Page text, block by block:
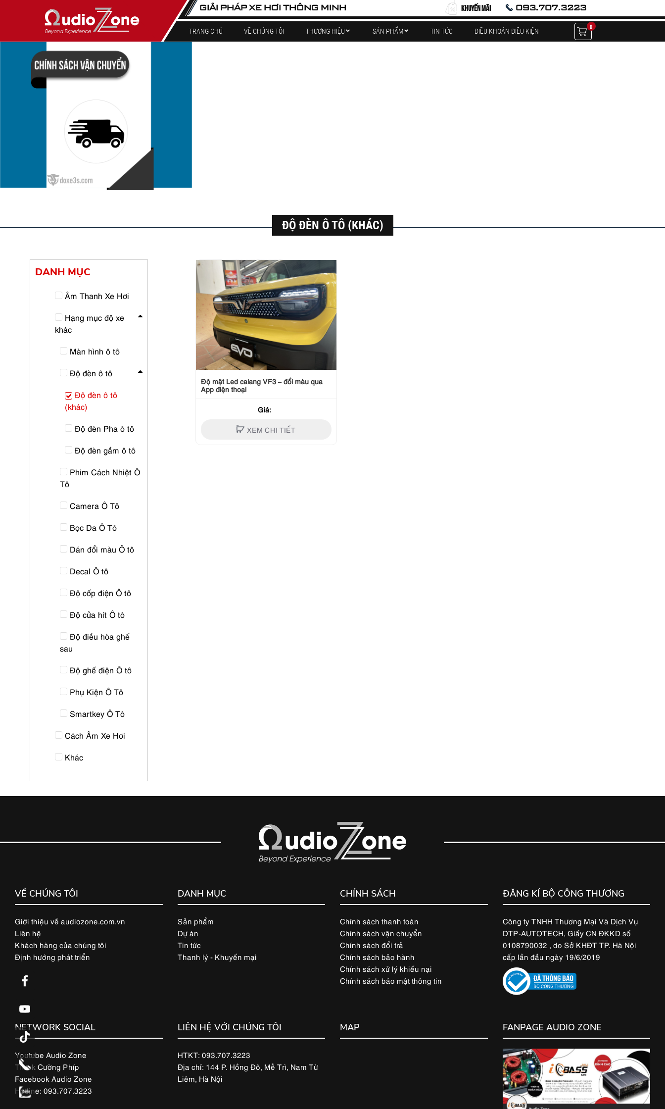
GIẢI PHÁP XE HƠI THÔNG MINH KHUYẾN MÃI 093.707.3223
TRANG CHỦ VỀ CHÚNG TÔI THƯƠNG HIỆU SẢN PHẨM TIN TỨC ĐIỀU KHOẢN ĐIỀU KIỆN
0
ĐỘ ĐÈN Ô TÔ (KHÁC)
DANH MỤC
Âm Thanh Xe Hơi
Hạng mục độ xe
khác
Màn hình ô tô
Độ đèn ô tô
Độ đèn ô tô
(khác)
Độ đèn Pha ô tô
Độ đèn gầm ô tô
Phim Cách Nhiệt Ô
Tô
Camera Ô Tô
Bọc Da Ô Tô
Dán đổi màu Ô tô
Decal Ô tô
Độ cốp điện Ô tô
Độ cửa hít Ô tô
Độ điều hòa ghế
sau
Độ ghế điện Ô tô
Phụ Kiện Ô Tô
Smartkey Ô Tô
Cách Âm Xe Hơi
Khác
Độ mặt Led calang VF3 – đổi màu qua
App điện thoại
Giá:
XEM CHI TIẾT
VỀ CHÚNG TÔI
Giới thiệu về audiozone.com.vn
Liên hệ
Khách hàng của chúng tôi
Định hướng phát triển
DANH MỤC
Sản phẩm
Dự án
Tin tức
Thanh lý - Khuyến mại
CHÍNH SÁCH
Chính sách thanh toán
Chính sách vận chuyển
Chính sách đổi trả
Chính sách bảo hành
Chính sách xử lý khiếu nại
Chính sách bảo mật thông tin
ĐĂNG KÍ BỘ CÔNG THƯƠNG
Công ty TNHH Thương Mại Và Dịch Vụ
DTP-AUTOTECH, Giấy CN ĐKKD số
0108790032 , do Sở KHĐT TP. Hà Nội
cấp lần đầu ngày 19/6/2019
NETWORK SOCIAL
Youtube Audio Zone
Tiktok Cường Phíp
Facebook Audio Zone
Hotline: 093.707.3223
LIÊN HỆ VỚI CHÚNG TÔI
HTKT: 093.707.3223
Địa chỉ: 144 P. Hồng Đô, Mễ Trì, Nam Từ
Liêm, Hà Nội
MAP FANPAGE AUDIO ZONE